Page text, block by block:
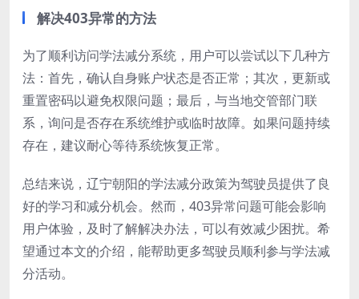
解决403异常的方法
为了顺利访问学法减分系统，用户可以尝试以下几种方
法：首先，确认自身账户状态是否正常；其次，更新或
重置密码以避免权限问题；最后，与当地交管部门联
系，询问是否存在系统维护或临时故障。如果问题持续
存在，建议耐心等待系统恢复正常。
总结来说，辽宁朝阳的学法减分政策为驾驶员提供了良
好的学习和减分机会。然而，403异常问题可能会影响
用户体验，及时了解解决办法，可以有效减少困扰。希
望通过本文的介绍，能帮助更多驾驶员顺利参与学法减
分活动。